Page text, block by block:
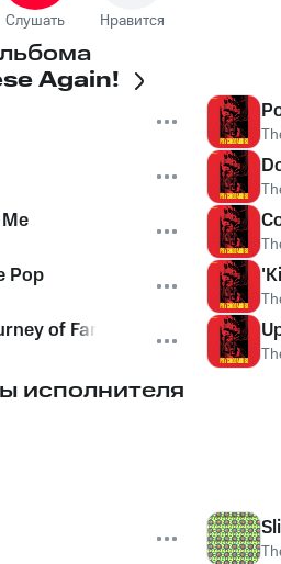
Слушать Нравится
Again!
Pop
of Fanny Grumble (And
исполнителя